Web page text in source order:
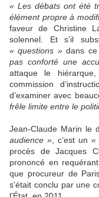
« Les débats ont été
élément propre à
faveur de Christine
solennel. Et s’il
« questions »dans ce
pas conforté une
attaque le
commission
d’examiner avec
frêle limite entre le
Jean-Claude Marin le
audience » , c’est un «
procès de Jacques
prononcé en
que procureur de
s'était conclu par une